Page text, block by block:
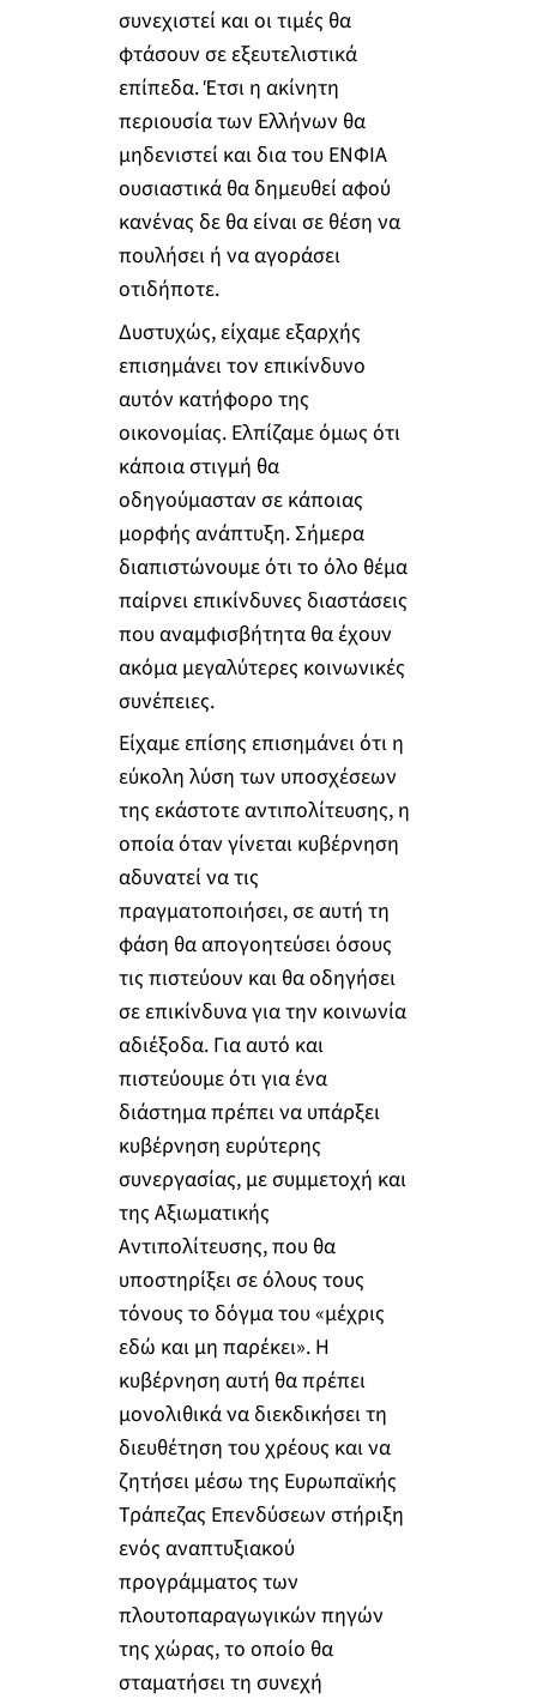
συνεχιστεί και οι τιμές θα
φτάσουν σε εξευτελιστικά
επίπεδα. Έτσι η ακίνητη
περιουσία των Ελλήνων θα
μηδενιστεί και δια του ΕΝΦΙΑ
ουσιαστικά θα δημευθεί αφού
κανένας δε θα είναι σε θέση να
πουλήσει ή να αγοράσει
οτιδήποτε.
Δυστυχώς, είχαμε εξαρχής
επισημάνει τον επικίνδυνο
αυτόν κατήφορο της
οικονομίας. Ελπίζαμε όμως ότι
κάποια στιγμή θα
οδηγούμασταν σε κάποιας
μορφής ανάπτυξη. Σήμερα
διαπιστώνουμε ότι το όλο θέμα
παίρνει επικίνδυνες διαστάσεις
που αναμφισβήτητα θα έχουν
ακόμα μεγαλύτερες κοινωνικές
συνέπειες.
Είχαμε επίσης επισημάνει ότι η
εύκολη λύση των υποσχέσεων
της εκάστοτε αντιπολίτευσης, η
οποία όταν γίνεται κυβέρνηση
αδυνατεί να τις
πραγματοποιήσει, σε αυτή τη
φάση θα απογοητεύσει όσους
τις πιστεύουν και θα οδηγήσει
σε επικίνδυνα για την κοινωνία
αδιέξοδα. Για αυτό και
πιστεύουμε ότι για ένα
διάστημα πρέπει να υπάρξει
κυβέρνηση ευρύτερης
συνεργασίας, με συμμετοχή και
της Αξιωματικής
Αντιπολίτευσης, που θα
υποστηρίξει σε όλους τους
τόνους το δόγμα του «μέχρις
εδώ και μη παρέκει». Η
κυβέρνηση αυτή θα πρέπει
μονολιθικά να διεκδικήσει τη
διευθέτηση του χρέους και να
ζητήσει μέσω της Ευρωπαϊκής
Τράπεζας Επενδύσεων στήριξη
ενός αναπτυξιακού
προγράμματος των
πλουτοπαραγωγικών πηγών
της χώρας, το οποίο θα
σταματήσει τη συνεχή